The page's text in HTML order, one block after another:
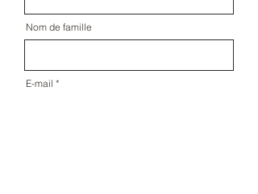
Nom de famille
E-mail